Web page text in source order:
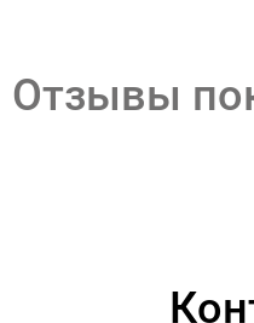
Отзывы